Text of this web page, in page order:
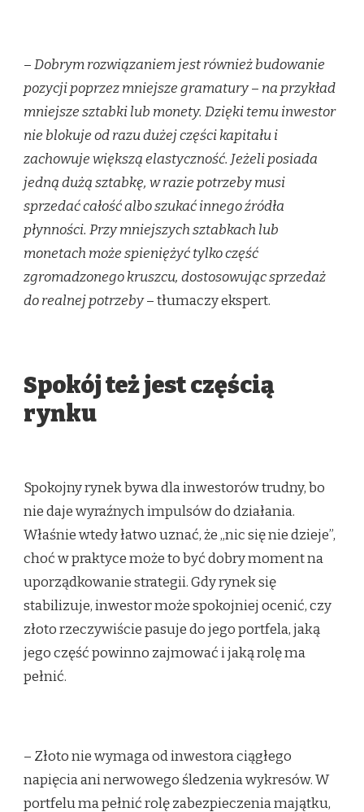
–Dobrym rozwiązaniem jest również budowanie
pozycji poprzez mniejsze gramatury– na przykład
mniejsze sztabki lub monety. Dzięki temu inwestor
nie blokuje od razu dużej części kapitału i
zachowuje większą elastyczność. Jeżeli posiada
jedną dużą sztabkę, w razie potrzeby musi
sprzedać całość albo szukać innego źródła
płynności. Przy mniejszych sztabkach lub
monetach może spieniężyć tylko część
zgromadzonego kruszcu, dostosowując sprzedaż
do realnej potrzeby– tłumaczy ekspert.
Spokój też jest częścią
rynku
Spokojny rynek bywa dla inwestorów trudny, bo
nie daje wyraźnych impulsów do działania.
Właśnie wtedy łatwo uznać, że „nic się nie dzieje”,
choć w praktyce może to być dobry moment na
uporządkowanie strategii. Gdy rynek się
stabilizuje, inwestor może spokojniej ocenić, czy
złoto rzeczywiście pasuje do jego portfela, jaką
jego część powinno zajmować i jaką rolę ma
pełnić.
– Złoto nie wymaga od inwestora ciągłego
napięcia ani nerwowego śledzenia wykresów. W
portfelu ma pełnić rolę zabezpieczenia majątku,